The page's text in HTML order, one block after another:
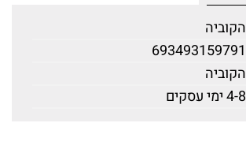
הקוביה
693493159791
הקוביה
4-8 ימי עסקים